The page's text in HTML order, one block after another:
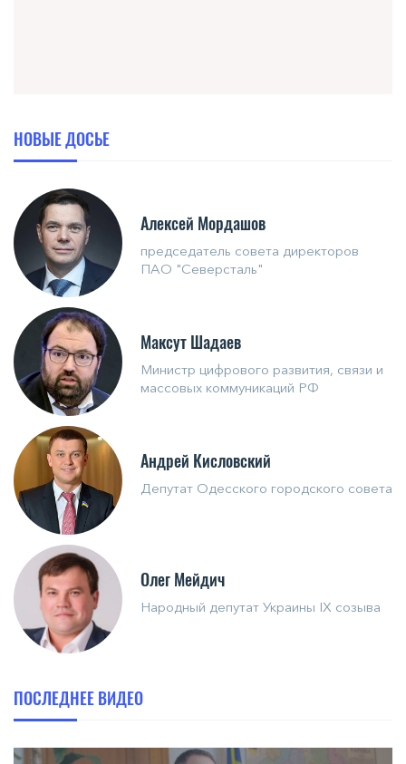
НОВЫЕ ДОСЬЕ
Алексей Мордашов
председатель совета директоров
ПАО "Северсталь"
Максут Шадаев
Министр цифрового развития, связи и
массовых коммуникаций РФ
Андрей Кисловский
Депутат Одесского городского совета
Олег Мейдич
Народный депутат Украины IX созыва
ПОСЛЕДНЕЕ ВИДЕО